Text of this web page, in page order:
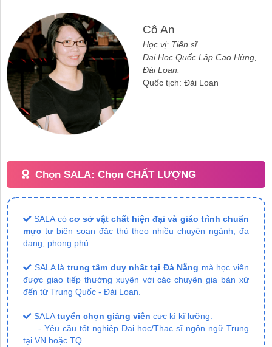
Cô An
Học vị: Tiến sĩ.
Đại Học Quốc Lập Cao Hùng,
Đài Loan.
Quốc tịch: Đài Loan
Chọn SALA: Chọn CHẤT LƯỢNG
SALA có cơ sở vật chất hiện đại và giáo trình chuẩn
mực tự biên soạn đặc thù theo nhiều chuyên ngành, đa
dạng, phong phú.
SALA là trung tâm duy nhất tại Đà Nẵng mà học viên
được giao tiếp thường xuyên với các chuyên gia bản xứ
đến từ Trung Quốc - Đài Loan.
SALAtuyển chọn giảng viên cực kì kĩ lưỡng:
- Yêu cầu tốt nghiệp Đại học/Thạc sĩ ngôn ngữ Trung
tại VN hoặc TQ